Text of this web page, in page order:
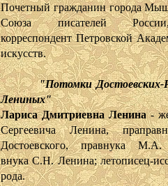
Почетный гражданин города
Союза писателей
корреспондент Петровской
искусств.
"Потомки Достоевских-
Лениных"
Лариса Дмитриевна Ленина-
Сергеевича Ленина,
Достоевского, правнука М.А.
внука С.Н. Ленина; летописец-
рода.